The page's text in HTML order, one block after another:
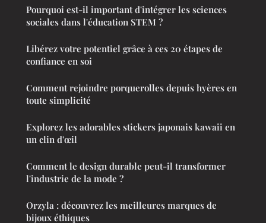
Pourquoi est-il important d'intégrer les sciences
sociales dans l'éducation STEM ?
Libérez votre potentiel grâce à ces 20 étapes de
confiance en soi
Comment rejoindre porquerolles depuis hyères en
toute simplicité
Explorez les adorables stickers japonais kawaii en
un clin d'œil
Comment le design durable peut-il transformer
l'industrie de la mode ?
Orzyla : découvrez les meilleures marques de
bijoux éthiques